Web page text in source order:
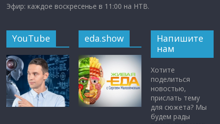
Эфир: каждое воскресенье в 11:00 на НТВ.
YouTube eda.show
Напишите
нам
Хотите
поделиться
новостью,
прислать тему
для сюжета? Мы
будем рады